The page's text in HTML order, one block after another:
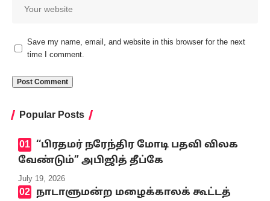
Save my name, email, and website in this browser for the next
time I comment.
Popular Posts
‘‘பிரதமர் நரேந்திர மோடி பதவி விலக
வேண்டும்” அபிஜித் தீப்கே
July 19, 2026
நாடாளுமன்ற மழைக்காலக் கூட்டத்